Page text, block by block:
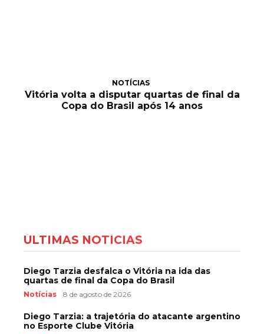
NOTÍCIAS
Vitória volta a disputar quartas de final da
Copa do Brasil após 14 anos
ÚLTIMAS NOTÍCIAS
Diego Tarzia desfalca o Vitória na ida das
quartas de final da Copa do Brasil
Notícias 8 de agosto de 2026
Diego Tarzia: a trajetória do atacante argentino
no Esporte Clube Vitória